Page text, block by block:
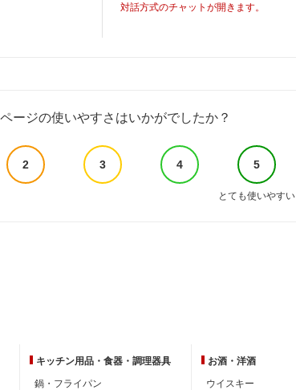
対話方式のチャットが開きます。
ージの使いやすさはいかがでしたか？
2 3 4 5
とても使いやすい
キッチン用品・ 食器・調理器具
鍋・フライパン
お酒・洋酒
ウイスキー